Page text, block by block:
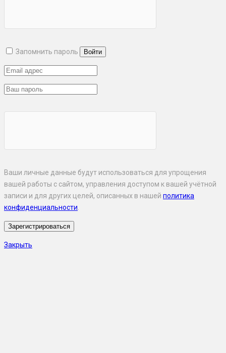
Запомнить пароль
Ваши личные данные будут использоваться для упрощения
вашей работы с сайтом, управления доступом к вашей учётной
записи и для других целей, описанных в нашей политика
конфиденциальности.
Закрыть